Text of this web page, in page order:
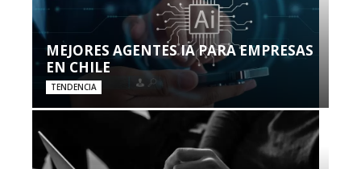
MEJORES AGENTES IA PARA EMPRESAS
EN CHILE
TENDENCIA